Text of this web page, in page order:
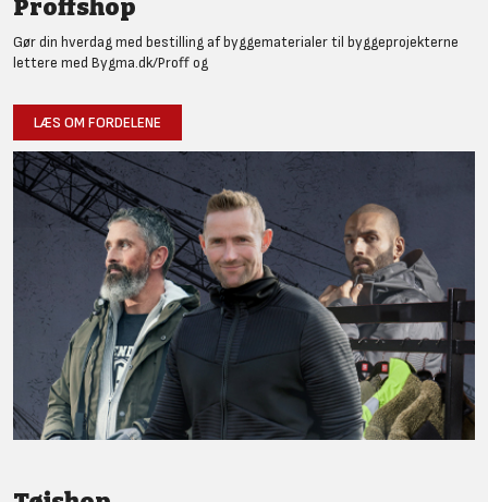
Proffshop
Gør din hverdag med bestilling af byggematerialer til byggeprojekterne
lettere med Bygma.dk/Proff og
LÆS OM FORDELENE